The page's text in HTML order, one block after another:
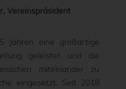
Vereinspräsident
eine großartige
geleistet und die
miteinander zu
eingesetzt. Seit 2018